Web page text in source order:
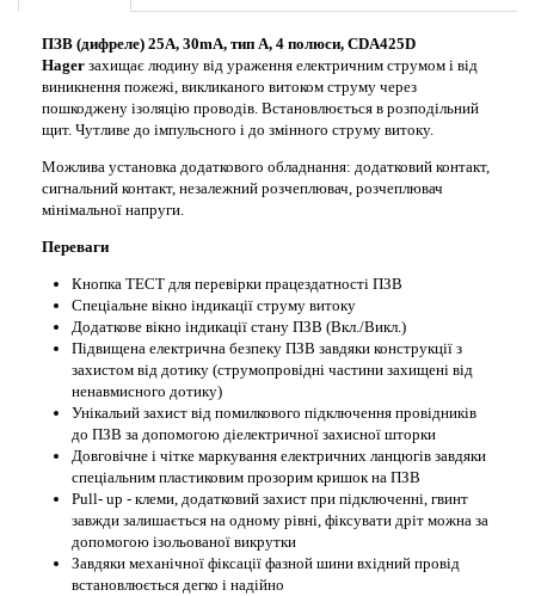
ПЗВ (дифреле) 25A, 30mA, тип A, 4 полюси, CDA425D
Hager захищає людину від ураження електричним струмом і від
виникнення пожежі, викликаного витоком струму через
пошкоджену ізоляцію проводів. Встановлюється в розподільний
щит. Чутливе до імпульсного і до змінного струму витоку.
Можлива установка додаткового обладнання: додатковий контакт,
сигнальний контакт, незалежний розчеплювач, розчеплювач
мінімальної напруги.
Переваги
Кнопка ТЕСТ для перевірки працездатності ПЗВ
Спеціальне вікно індикації струму витоку
Додаткове вікно індикації стану ПЗВ (Вкл./Викл.)
Підвищена електрична безпеку ПЗВ завдяки конструкції з
захистом від дотику (струмопровідні частини захищені від
ненавмисного дотику)
Унікальий захист від помилкового підключення провідників
до ПЗВ за допомогою діелектричної захисної шторки
Довговічне і чітке маркування електричних ланцюгів завдяки
спеціальним пластиковим прозорим кришок на ПЗВ
Pull- up - клеми, додатковий захист при підключенні, гвинт
завжди залишається на одному рівні, фіксувати дріт можна за
допомогою ізольованої викрутки
Завдяки механічної фіксації фазной шини вхідний провід
встановлюється дегко і надійно